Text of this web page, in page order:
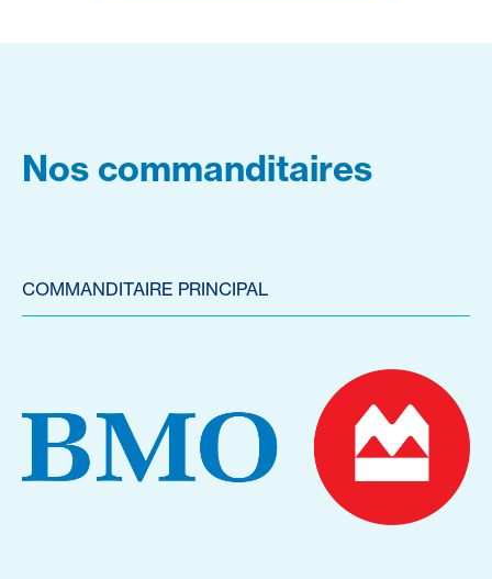
Nos commanditaires
COMMANDITAIRE PRINCIPAL